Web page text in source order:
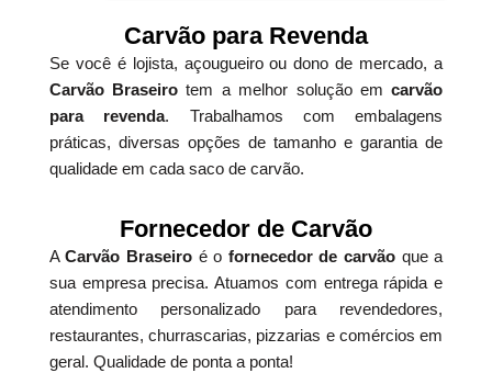
Carvão para Revenda
Se você é lojista, açougueiro ou dono de mercado, a
Carvão Braseiro tem a melhor solução emcarvão
para revenda. Trabalhamos com embalagens
práticas, diversas opções de tamanho e garantia de
qualidade em cada saco de carvão.
Fornecedor de Carvão
ACarvão Braseiro é o fornecedor de carvão que a
sua empresa precisa. Atuamos com entrega rápida e
atendimento personalizado para revendedores,
restaurantes, churrascarias, pizzarias e comércios em
geral. Qualidade de ponta a ponta!